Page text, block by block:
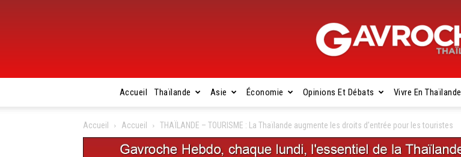
Gavroche
Accueil Thaïlande Asie Économie Opinions Et Débats Vivre En Thaïlande
Accueil Accueil THAÏLANDE – TOURISME : La Thaïlande augmente les droits d’entrée pour les touristes